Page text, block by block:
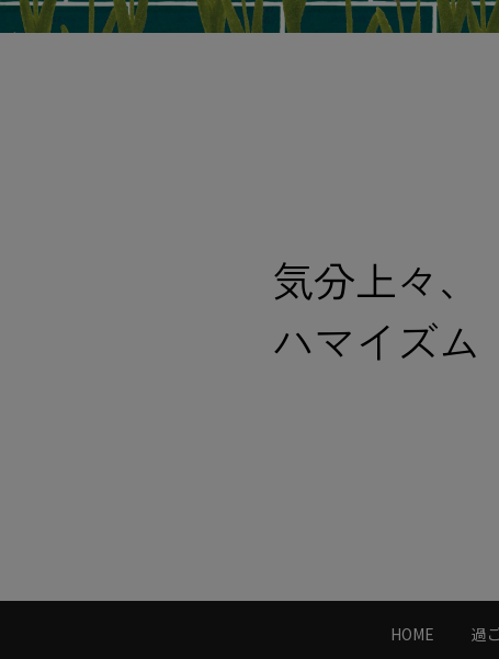
気分上々、
ハマイズム
HOME 過